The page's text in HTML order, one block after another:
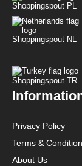
Shoppingspout PL
Shoppingspout NL
Shoppingspout TR
Privacy Policy
Terms &
About Us